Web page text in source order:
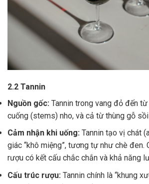
2.2 Tannin
Nguồn gốc: Tannin trong vang đỏ đến
cuống (stems) nho, và cả từ thùng gỗ
Cảm nhận khi uống: Tannin tạo vị chát
giác “khô miệng”, tương tự như chè đen.
rượu có kết cấu chắc chắn và khả năng
Cấu trúc rượu: Tannin chính là “khung